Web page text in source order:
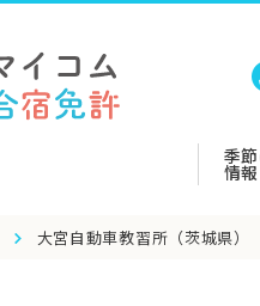
季
情報
大宮自動車教習所（茨城県）